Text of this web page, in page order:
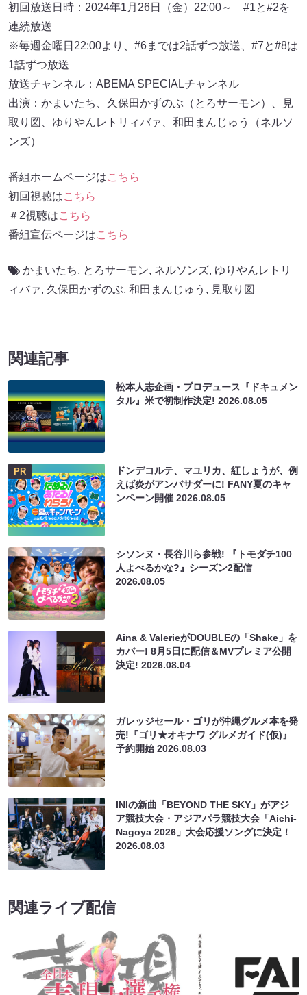
初回放送日時：2024年1月26日（金）22:00～ #1と#2を
連続放送
※毎週金曜日22:00より、#6までは2話ずつ放送、#7と#8は
1話ずつ放送
放送チャンネル：ABEMA SPECIALチャンネル
出演：かまいたち、久保田かずのぶ（とろサーモン）、見
取り図、ゆりやんレトリィバァ、和田まんじゅう（ネルソ
ンズ）
番組ホームページはこちら
初回視聴はこちら
＃2視聴はこちら
番組宣伝ページはこちら
かまいたち, とろサーモン, ネルソンズ, ゆりやんレトリ
ィバァ, 久保田かずのぶ, 和田まんじゅう , 見取り図
関連記事
松本人志企画・プロデュース『ドキュメン
タル』米で初制作決定!2026.08.05
PR
ドンデコルテ、マユリカ、紅しょうが、例
えば炎がアンバサダーに! FANY夏のキャ
ンペーン開催2026.08.05
シソンヌ・長谷川ら参戦! 『トモダチ100
人よべるかな?』シーズン2配信
2026.08.05
Aina & ValerieがDOUBLEの「Shake」を
カバー! 8月5日に配信＆MVプレミア公開
決定!2026.08.04
ガレッジセール・ゴリが沖縄グルメ本を発
売!『ゴリ★オキナワ グルメガイド(仮)』
予約開始2026.08.03
INIの新曲「BEYOND THE SKY」がアジ
ア競技大会・アジアパラ競技大会「Aichi-
Nagoya 2026」大会応援ソングに決定！
2026.08.03
関連ライブ配信